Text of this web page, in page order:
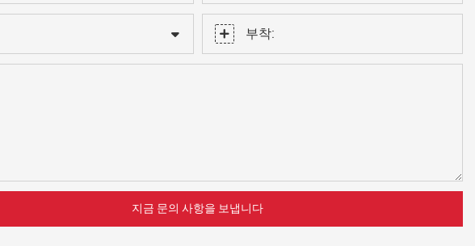
부착:
지금 문의 사항을 보냅니다